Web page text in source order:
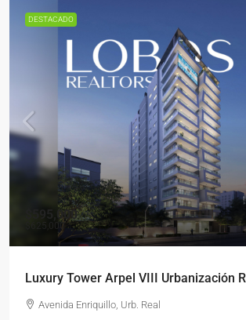
DESTACADO
$595,000
$625,000
Luxury Tower Arpel VIII Urbanización
Avenida Enriquillo, Urb. Real